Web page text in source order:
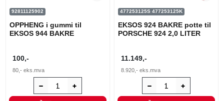
92811125902
OPPHENG i gummi til
EKSOS 944 BAKRE
100,-
80,- eks.mva
477253125S 477253125K
EKSOS 924 BAKRE potte til
PORSCHE 924 2,0 LITER
11.149,-
8.920,- eks.mva